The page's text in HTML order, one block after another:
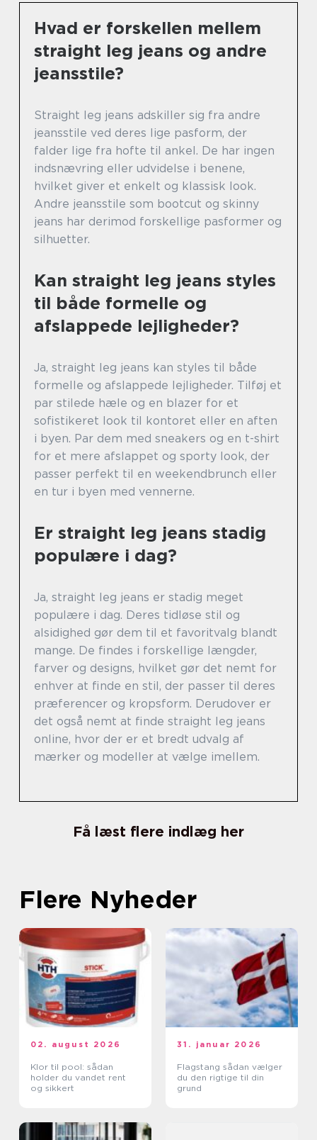
Hvad er forskellen mellem
straight leg jeans og andre
jeansstile?
Straight leg jeans adskiller sig fra andre
jeansstile ved deres lige pasform, der
falder lige fra hofte til ankel. De har ingen
indsnævring eller udvidelse i benene,
hvilket giver et enkelt og klassisk look.
Andre jeansstile som bootcut og skinny
jeans har derimod forskellige pasformer og
silhuetter.
Kan straight leg jeans styles
til både formelle og
afslappede lejligheder?
Ja, straight leg jeans kan styles til både
formelle og afslappede lejligheder. Tilføj et
par stilede hæle og en blazer for et
sofistikeret look til kontoret eller en aften
i byen. Par dem med sneakers og en t-shirt
for et mere afslappet og sporty look, der
passer perfekt til en weekendbrunch eller
en tur i byen med vennerne.
Er straight leg jeans stadig
populære i dag?
Ja, straight leg jeans er stadig meget
populære i dag. Deres tidløse stil og
alsidighed gør dem til et favoritvalg blandt
mange. De findes i forskellige længder,
farver og designs, hvilket gør det nemt for
enhver at finde en stil, der passer til deres
præferencer og kropsform. Derudover er
det også nemt at finde straight leg jeans
online, hvor der er et bredt udvalg af
mærker og modeller at vælge imellem.
Få læst flere indlæg her
Flere Nyheder
02. august 2026
Klor til pool: sådan
holder du vandet rent
og sikkert
31. januar 2026
Flagstang sådan vælger
du den rigtige til din
grund